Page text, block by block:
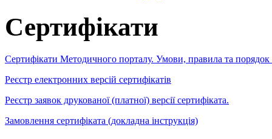
Сертифікати
Сертифікати Методичного порталу. Умови, правила та порядок
Реєстр електронних версій сертифікатів
Реєстр заявок друкованої (платної) версії сертифіката.
Замовлення сертифіката (докладна інструкція)